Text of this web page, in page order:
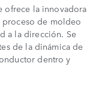
ofrece la innovadora
proceso de moldeo
a la dirección. Se
de la dinámica de
dentro y